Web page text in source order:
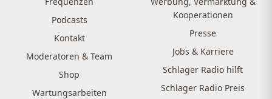
Podcasts
Kontakt
Moderatoren & Team
Shop
Wartungsarbeiten
Kooperationen
Presse
Jobs & Karriere
Schlager Radio hilft
Schlager Radio Preis